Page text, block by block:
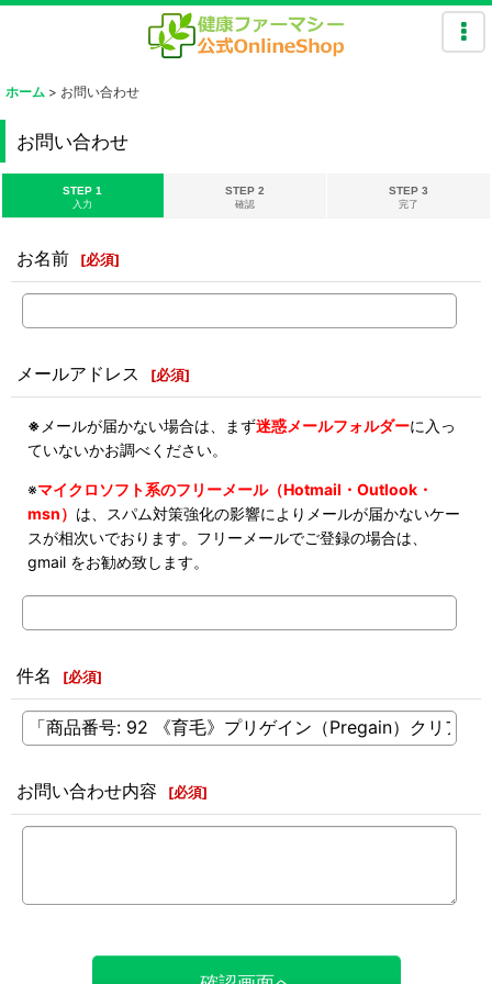
ホーム > お問い合わせ
お問い合わせ
STEP 1
入力
STEP 2
確認
STEP 3
完了
お名前 [必須]
メールアドレス [必須]
※ メールが届かない場合は、まず迷惑メールフォルダーに入っ
ていないかお調べください。
※マイクロソフト系のフリーメール（Hotmail・Outlook・
msn） は、スパム対策強化の影響によりメールが届かないケー
スが相次いでおります。フリーメールでご登録の場合は、
gmail をお勧め致します。
件名 [必須]
お問い合わせ内容 [必須]